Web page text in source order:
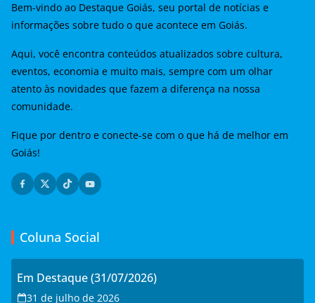
Bem-vindo ao Destaque Goiás, seu portal de notícias e
informações sobre tudo o que acontece em Goiás.
Aqui, você encontra conteúdos atualizados sobre cultura,
eventos, economia e muito mais, sempre com um olhar
atento às novidades que fazem a diferença na nossa
comunidade.
Fique por dentro e conecte-se com o que há de melhor em
Goiás!
Coluna Social
Em Destaque (31/07/2026)
31 de julho de 2026